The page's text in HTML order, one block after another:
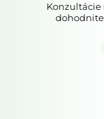
Konzultácie
dohodnite